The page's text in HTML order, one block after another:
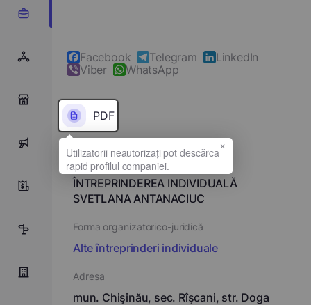
0
4
Facebook Telegram
LinkedIn
Viber
WhatsApp
PDF
Denumirea completă
ÎNTREPRINDEREA INDIVIDUALĂ
SVETLANA ANTANACIUC
Forma organizatorico-juridică
Alte întreprinderi individuale
Adresa
mun. Chişinău, sec. Rîşcani, str. Doga
×